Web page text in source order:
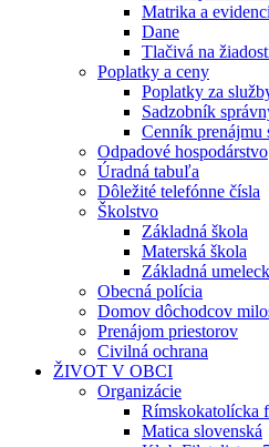
Matrika a
Dane
Tlačivá na
Poplatky a ceny
Poplatky za
Sadzobník
Cenník prenájmu
Odpadové hospodárstvo
Úradná tabuľa
Dôležité telefónne čísla
Školstvo
Základná škola
Materská škola
Základná
Obecná polícia
Domov dôchodcov
Prenájom priestorov
Civilná ochrana
ŽIVOT V OBCI
Organizácie
Rímskokatolícka
Matica slovenská